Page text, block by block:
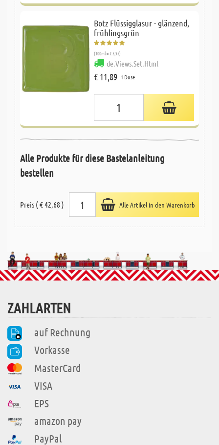
Botz Flüssigglasur - glänzend,
frühlingsgrün
(100ml = € 5,95)
de.Views.Set.Html
€ 11,89 1 Dose
Alle Produkte für diese Bastelanleitung
bestellen
Preis ( € 42,68 ) Alle Artikel in den Warenkorb
ZAHLARTEN
auf Rechnung
Vorkasse
MasterCard
VISA
EPS
amazon pay
PayPal